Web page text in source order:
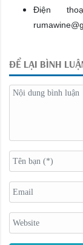
Điện
ĐỂ LẠI BÌNH